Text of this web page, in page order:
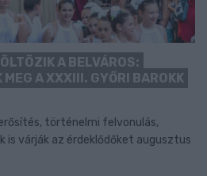
A BELVÁROS:
A XXXIII. GYŐRI BAROKK
történelmi felvonulás,
várják az érdeklődőket augusztus